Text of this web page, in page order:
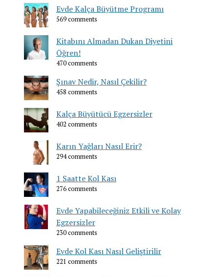
Evde Kalça Büyütme Programı
569 comments
Kitabını Almadan Dukan Diyetini
Öğren!
470 comments
Şınav Nedir, Nasıl Çekilir?
458 comments
Kalça Büyütücü Egzersizler
402 comments
Karın Yağları Nasıl Erir?
294 comments
1 Saatte Kol Kası
276 comments
Evde Yapabileceğiniz Etkili ve Kolay
Egzersizler
230 comments
Evde Kol Kası Nasıl Geliştirilir
221 comments